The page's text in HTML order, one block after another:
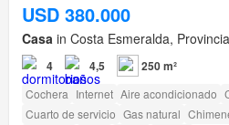
USD 380.000
Casa in Costa Esmeralda,
4 4,5 250 m²
Cochera Internet Aire acondicionado
Cuarto de servicio Gas natural